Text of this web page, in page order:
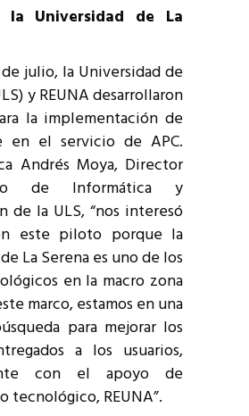
Universidad de La
julio, la Universidad de
y REUNA desarrollaron
la implementación de
en el servicio de APC.
Andrés Moya, Director
de Informática y
de la ULS, “nos interesó
este piloto porque la
La Serena es uno de los
en la macro zona
marco, estamos en una
para mejorar los
a los usuarios,
con el apoyo de
tecnológico, REUNA”.